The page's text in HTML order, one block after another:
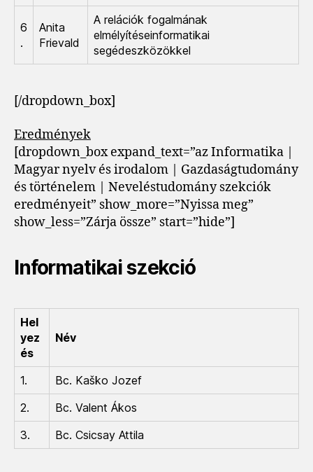
6
.
Anita
Frievald
A relációk fogalmának
elmélyítéseinformatikai
segédeszközökkel
[/dropdown_box]
Eredmények
[dropdown_box expand_text=”az Informatika |
Magyar nyelv és irodalom | Gazdaságtudomány
és történelem | Neveléstudomány szekciók
eredményeit” show_more=”Nyissa meg”
show_less=”Zárja össze” start=”hide”]
Informatikai szekció
Hel
yez
és
Név
1.
Bc. Kaško Jozef
2.
Bc. Valent Ákos
3.
Bc. Csicsay Attila